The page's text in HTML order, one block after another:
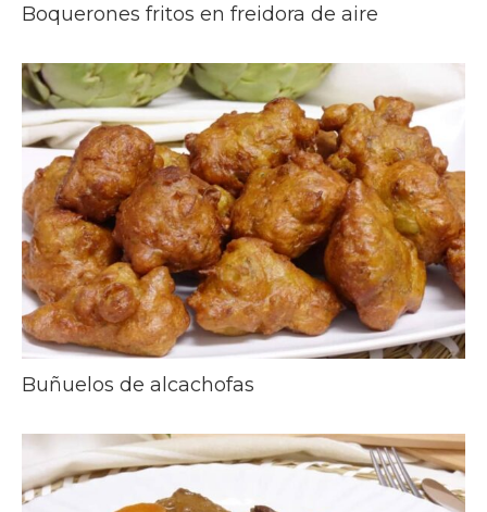
Boquerones fritos en freidora de aire
Buñuelos de alcachofas